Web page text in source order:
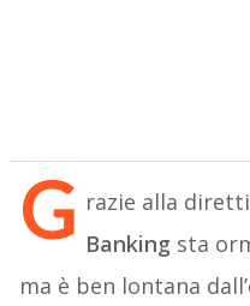
G razie alla
Banking sta
ma è ben lontana